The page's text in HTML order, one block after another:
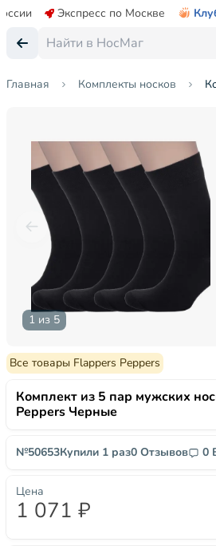
Экспресс по Москве
Главная Комплекты носков
1 из 5
Все товары Flappers Peppers
Комплект из 5 пар мужских
Peppers Черные
№50653Купили 1 раз0 Отзывов 0
Цена
1 071 ₽